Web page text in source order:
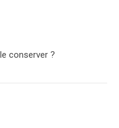
conserver ?